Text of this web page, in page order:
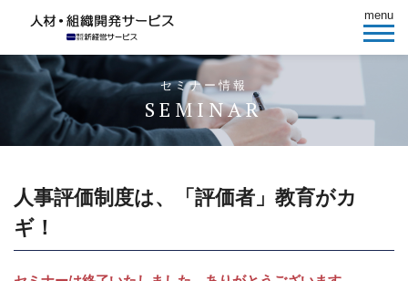
menu
セミナー情報
SEMINAR
人事評価制度は、「評価者」教育がカ
ギ！